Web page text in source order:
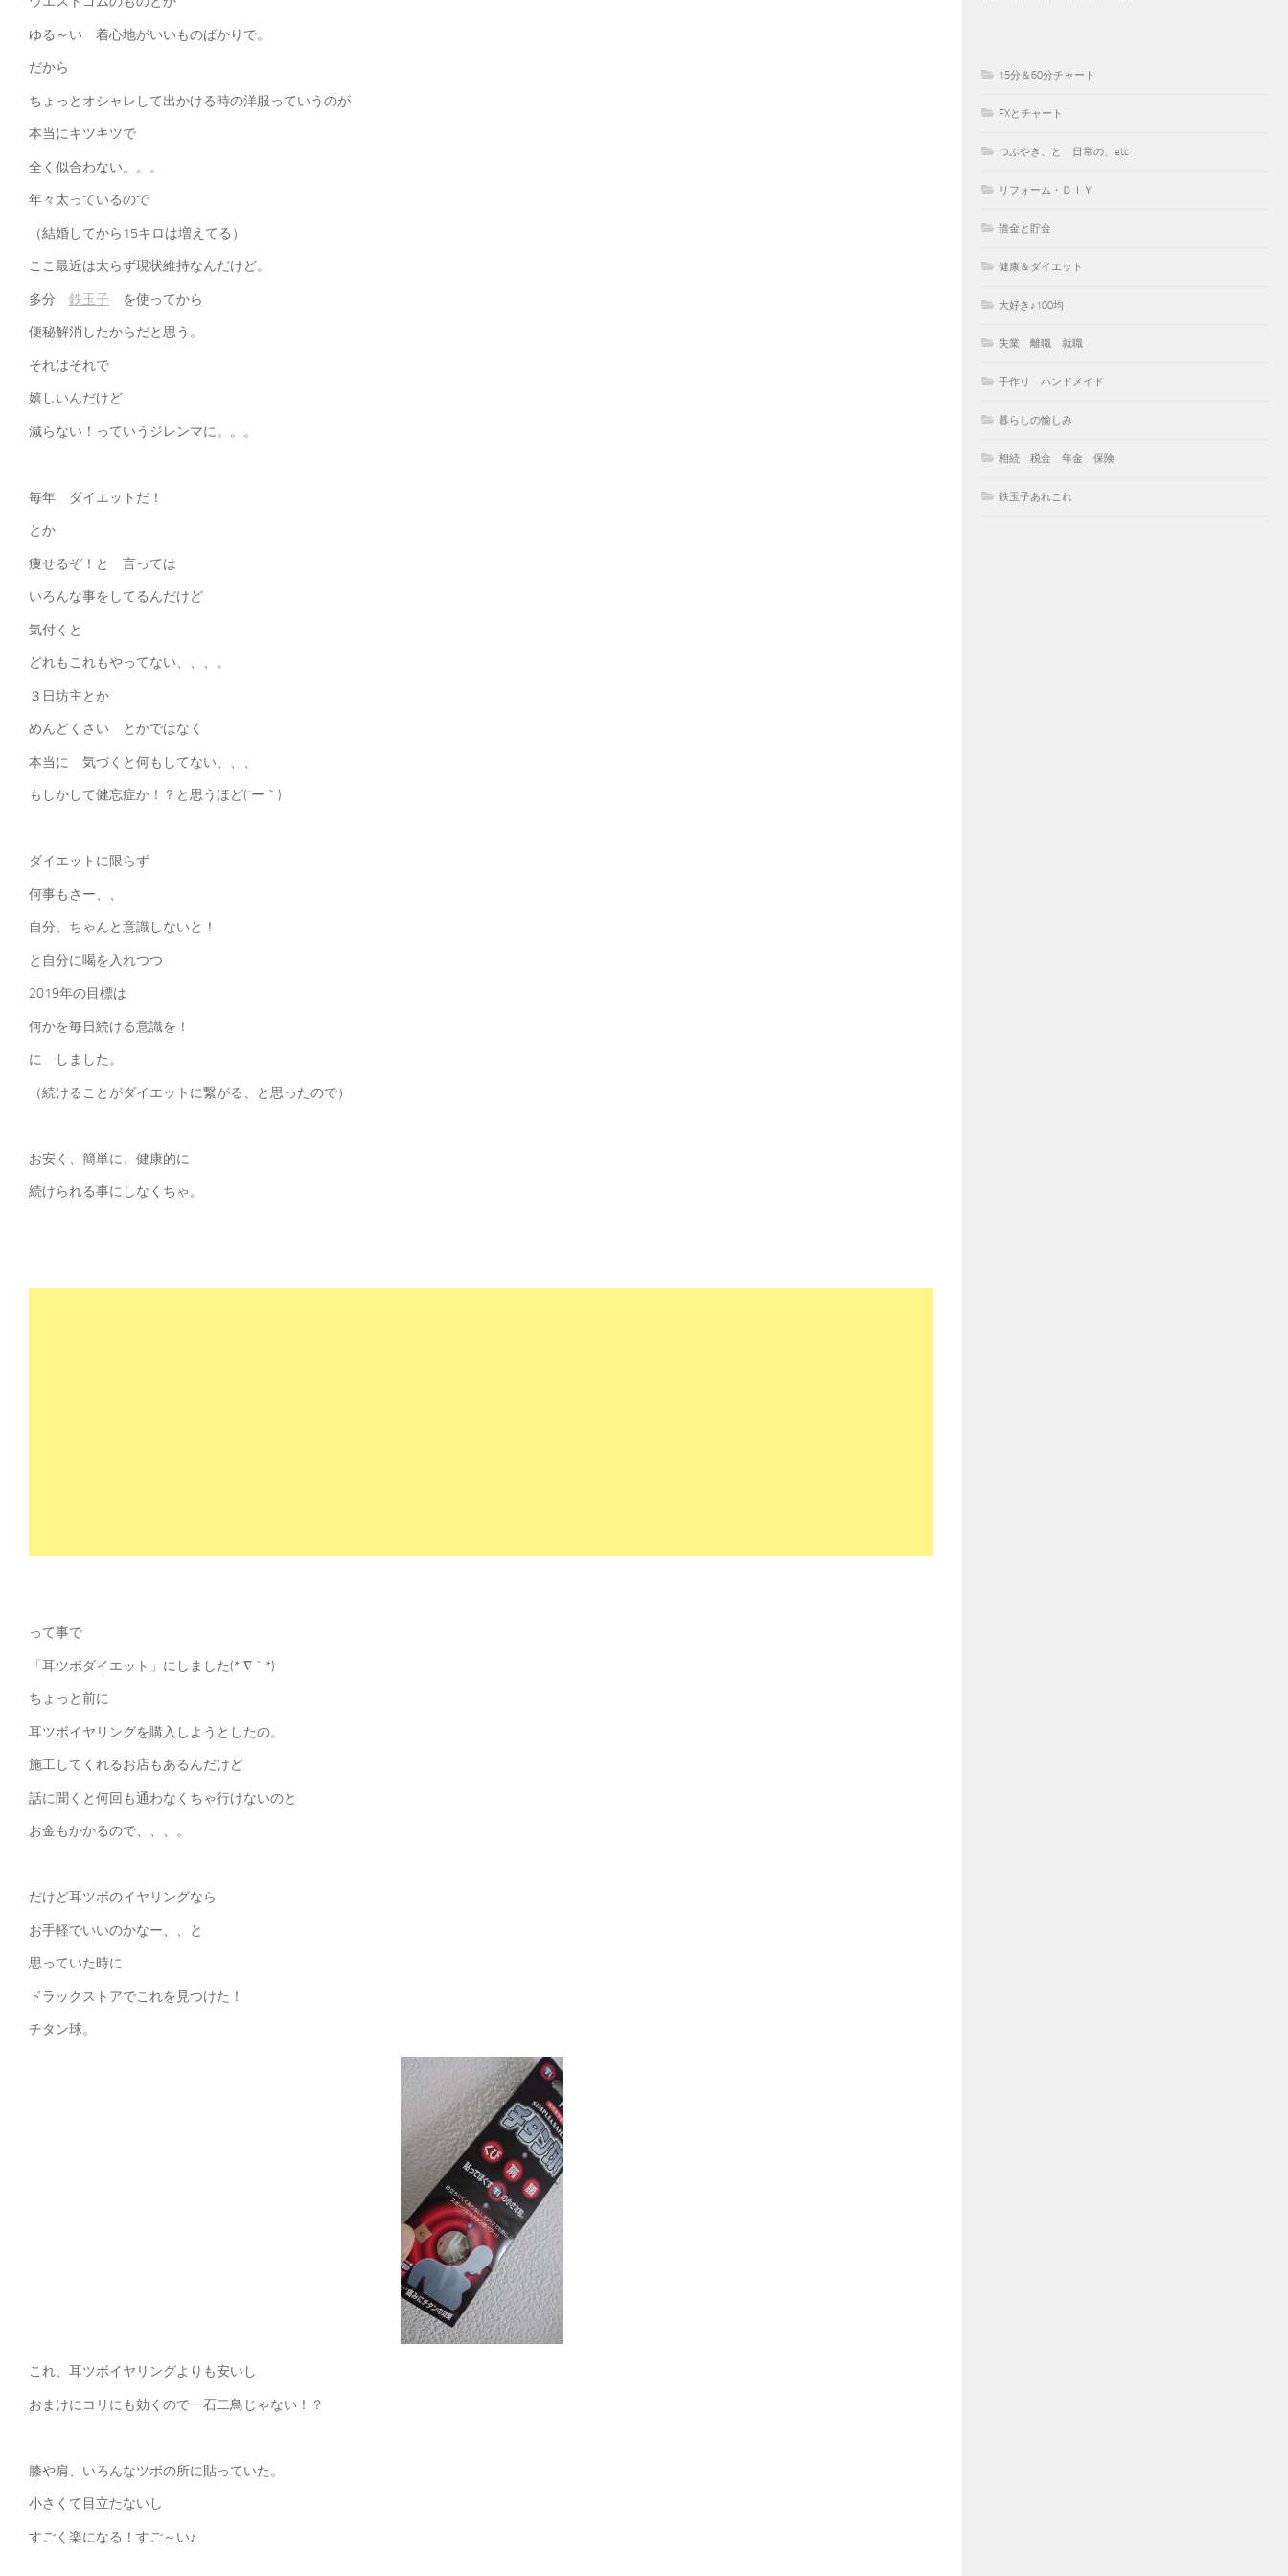
ゆる～い 着心地がいいものばかりで。
だから
ちょっとオシャレして出かける時の洋服っていうのが
本当にキツキツで
全く似合わない。。。
年々太っているので
（結婚してから15キロは増えてる）
ここ最近は太らず現状維持なんだけど。
多分 鉄玉子 を使ってから
便秘解消したからだと思う。
それはそれで
嬉しいんだけど
減らない！っていうジレンマに。。。
毎年 ダイエットだ！
とか
痩せるぞ！と 言っては
いろんな事をしてるんだけど
気付くと
どれもこれもやってない、、、。
３日坊主とか
めんどくさい とかではなく
本当に 気づくと何もしてない、、、
もしかして健忘症か！？と思うほど(´ー｀)
ダイエットに限らず
何事もさー、、
自分、ちゃんと意識しないと！
と自分に喝を入れつつ
2019年の目標は
何かを毎日続ける意識を！
に しました。
（続けることがダイエットに繋がる、と思ったので）
お安く、簡単に、健康的に
続けられる事にしなくちゃ。
って事で
「耳ツボダイエット」にしました(*´∇｀*)
ちょっと前に
耳ツボイヤリングを購入しようとしたの。
施工してくれるお店もあるんだけど
話に聞くと何回も通わなくちゃ行けないのと
お金もかかるので、、、。
だけど耳ツボのイヤリングなら
お手軽でいいのかなー、、と
思っていた時に
ドラックストアでこれを見つけた！
チタン球。
これ、耳ツボイヤリングよりも安いし
おまけにコリにも効くので一石二鳥じゃない！？
膝や肩、いろんなツボの所に貼っていた。
小さくて目立たないし
すごく楽になる！すご～い♪
15分＆60分チャート
FXとチャート
つぶやき、と 日常の、etc
リフォーム・ＤＩＹ
借金と貯金
健康＆ダイエット
大好き♪100均
失業 離職 就職
手作り ハンドメイド
暮らしの愉しみ
相続 税金 年金 保険
鉄玉子あれこれ